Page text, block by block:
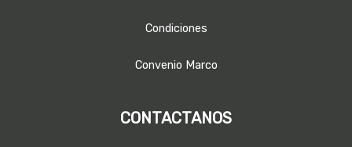
Condiciones
Convenio Marco
CONTACTANOS